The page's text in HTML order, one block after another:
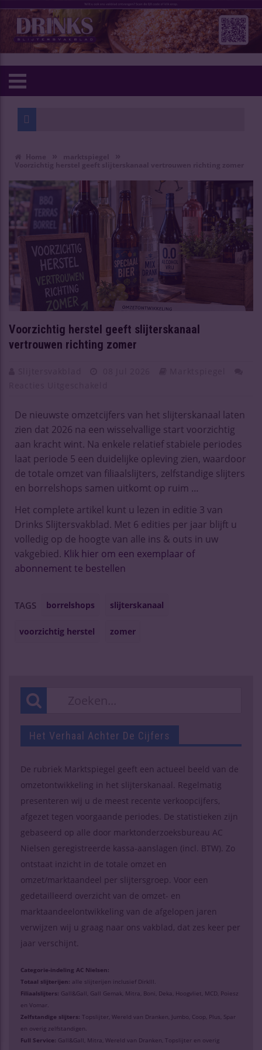
Voorzichtig herstel geeft slijterskanaal
vertrouwen richting zomer
De nieuwste omzetcijfers van het slijterskanaal laten
zien dat 2026 na een wisselvallige start voorzichtig
aan kracht wint. Na enkele relatief stabiele periodes
laat periode 5 een duidelijke opleving zien, waardoor
de totale omzet van filiaalslijters, zelfstandige slijters
en borrelshops samen uitkomt op ruim …
Het complete artikel kunt u lezen in editie 3 van
Drinks Slijtersvakblad. Met 6 edities per jaar blijft u
volledig op de hoogte van alle ins & outs in uw
vakgebied. Klik hier om een exemplaar of
abonnement te bestellen
TAGS borrelshops slijterskanaal
voorzichtig herstel zomer
Het Verhaal Achter De Cijfers
De rubriek Marktspiegel geeft een actueel beeld van de
omzetontwikkeling in het slijterskanaal. Regelmatig
presenteren wij u de meest recente verkoopcijfers,
afgezet tegen voorgaande periodes. De statistieken zijn
gebaseerd op alle door marktonderzoeksbureau AC
Nielsen geregistreerde kassa-aanslagen (incl. BTW). Zo
ontstaat inzicht in de totale omzet en
omzet/marktaandeel per slijtersgroep. Voor een
gedetailleerd overzicht van de omzet- en
marktaandeelontwikkeling van de afgelopen jaren
verwijzen wij u graag naar ons vakblad, dat zes keer per
jaar verschijnt.
Categorie-indeling AC Nielsen:
Totaal slijterijen: alle slijterijen inclusief DirkIII.
Filiaalslijters: Gall&Gall, Gall Gemak, Mitra, Boni, Deka, Hoogvliet, MCD, Poiesz
en Vomar.
Zelfstandige slijters: Topslijter, Wereld van Dranken, Jumbo, Coop, Plus, Spar
en overig zelfstandigen.
Full Service: Gall&Gall, Mitra, Wereld van Dranken, Topslijter en overig